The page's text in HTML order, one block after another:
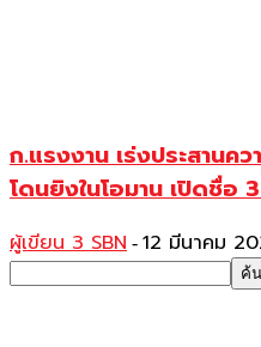
ก.แรงงาน เร่งประสานค
โดนยิงในโอมาน เปิดชื่อ
ผู้เขียน 3 SBN - 12 มีนาคม